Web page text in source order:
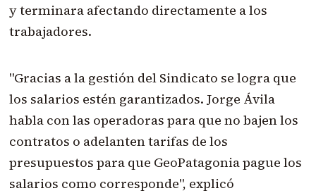
y terminara afectando directamente a los
trabajadores.
"Gracias a la gestión del Sindicato se logra que
los salarios estén garantizados. Jorge Ávila
habla con las operadoras para que no bajen los
contratos o adelanten tarifas de los
presupuestos para que GeoPatagonia pague los
salarios como corresponde", explicó